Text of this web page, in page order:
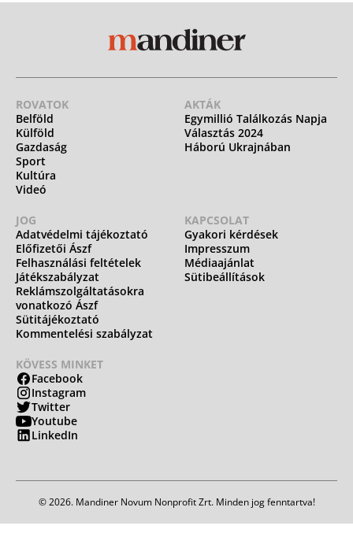
ROVATOK
Belföld
Külföld
Gazdaság
Sport
Kultúra
Videó
AKTÁK
Egymillió Találkozás Napja
Választás 2024
Háború Ukrajnában
JOG
Adatvédelmi tájékoztató
Előfizetői Ászf
Felhasználási feltételek
Játékszabályzat
Reklámszolgáltatásokra
vonatkozó Ászf
Sütitájékoztató
Kommentelési szabályzat
KAPCSOLAT
Gyakori kérdések
Impresszum
Médiaajánlat
Sütibeállítások
KÖVESS MINKET
Facebook
Instagram
Twitter
Youtube
LinkedIn
© 2026. Mandiner Novum Nonprofit Zrt. Minden jog fenntartva!